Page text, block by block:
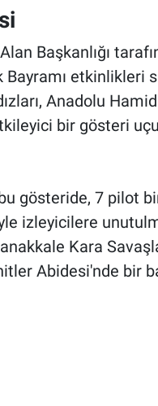
Başkanlığı
etkinlikleri
Anadolu
bir gösteri
gösteride, 7 pilot
izleyicilere
Kara
Abidesi'nde bir